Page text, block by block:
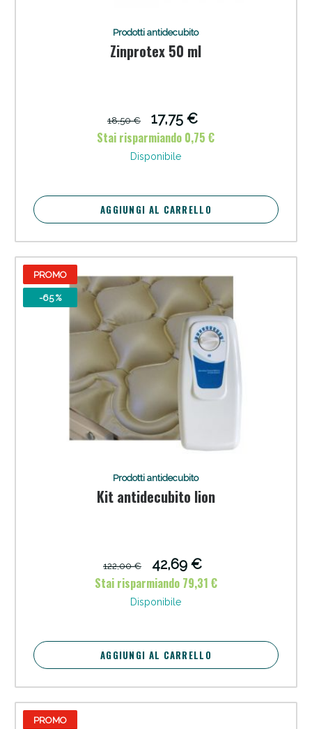
Prodotti antidecubito
Zinprotex 50 ml
18,50 €
17,75 €
Stai risparmiando 0,75 €
Disponibile
AGGIUNGI AL CARRELLO
PROMO
-65 %
Prodotti antidecubito
Kit antidecubito lion
122,00 €
42,69 €
Stai risparmiando 79,31 €
Disponibile
AGGIUNGI AL CARRELLO
PROMO